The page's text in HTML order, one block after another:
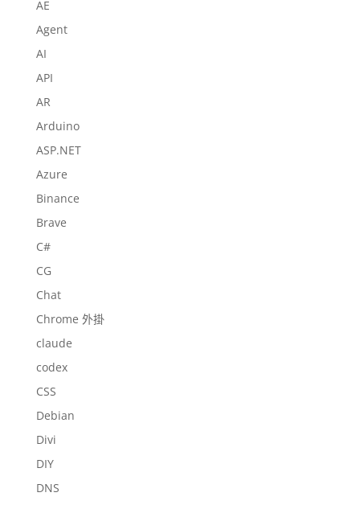
AE
Agent
AI
API
AR
Arduino
ASP.NET
Azure
Binance
Brave
C#
CG
Chat
Chrome 外掛
claude
codex
CSS
Debian
Divi
DIY
DNS